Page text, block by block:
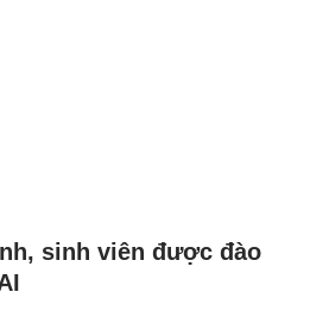
sinh viên được đào